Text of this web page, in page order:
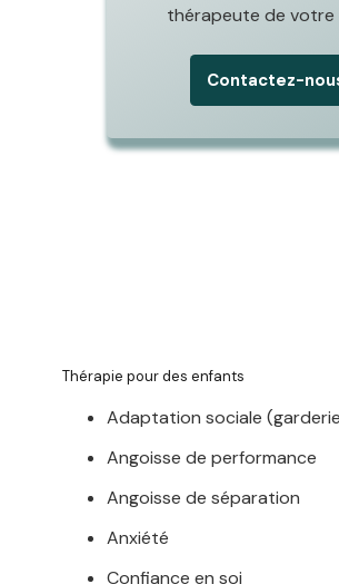
thérapeute de votre
Contactez-
Thérapie pour des enfants
Adaptation sociale
Angoisse de performance
Angoisse de séparation
Anxiété
Confiance en soi